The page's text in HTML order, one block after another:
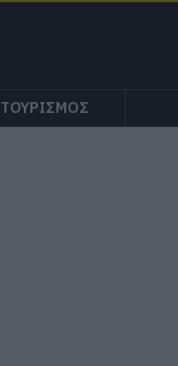
ΤΟΥΡΙΣΜΟΣ